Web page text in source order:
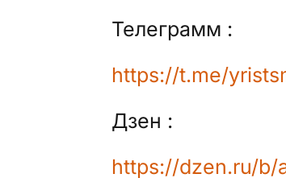
Телеграмм :
https://t.me/
Дзен :
https://dzen.ru/b/